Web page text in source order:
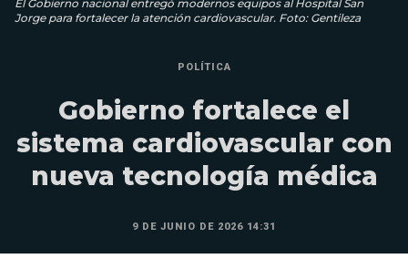
El Gobierno nacional entregó modernos equipos al Hospital San
Jorge para fortalecer la atención cardiovascular. Foto: Gentileza
POLÍTICA
Gobierno fortalece el
sistema cardiovascular con
nueva tecnología médica
9 DE JUNIO DE 2026 14:31